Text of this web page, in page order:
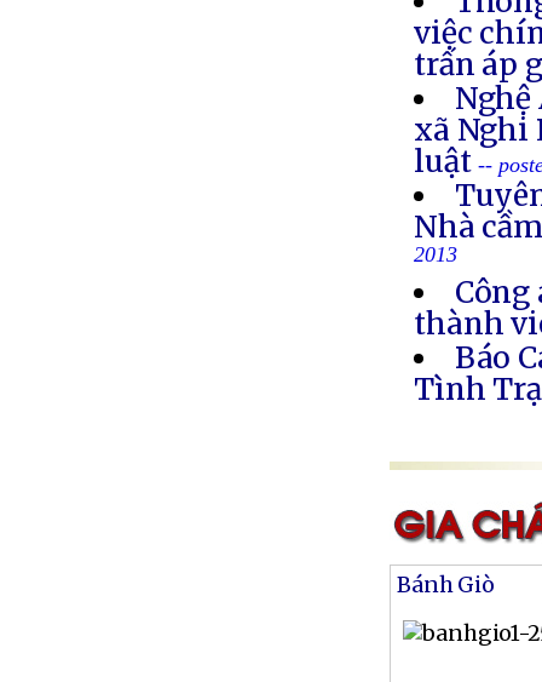
việc
trấn áp
Nghệ
xã Nghi
luật--
Nhà
2013
thành
Báo
Tình
Bánh Giò